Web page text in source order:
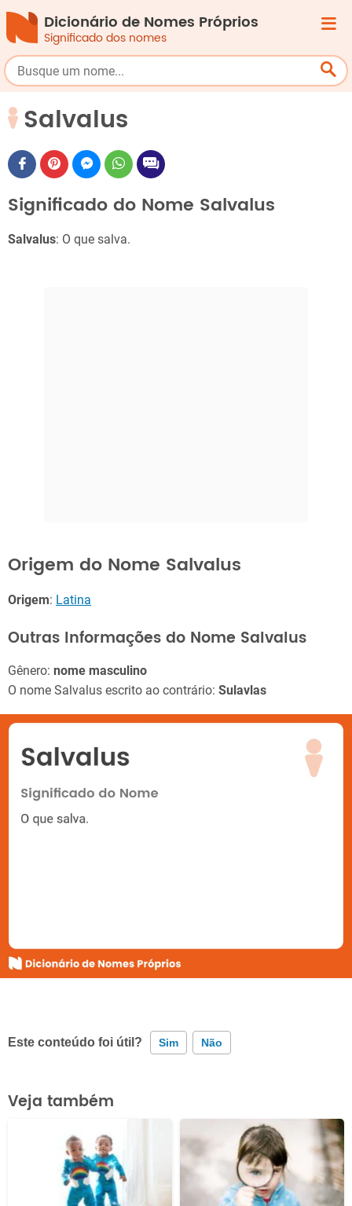
Dicionário de Nomes Próprios
Significado dos nomes
Salvalus
Significado do Nome Salvalus
Salvalus: O que salva.
Origem do Nome Salvalus
Origem: Latina
Outras Informações do Nome Salvalus
Gênero: nome masculino
O nome Salvalus escrito ao contrário: Sulavlas
Este conteúdo foi útil? Sim Não
Este conteúdo contém informação incorreta
Este conteúdo não tem a informação que procuro
Veja também